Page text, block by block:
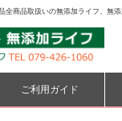
全商品取扱いの無添加ライフ、無
ご利用ガイド